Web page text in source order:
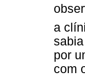
a
por
com